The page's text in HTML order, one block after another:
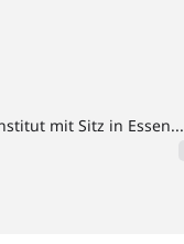
mit Sitz in Essen...